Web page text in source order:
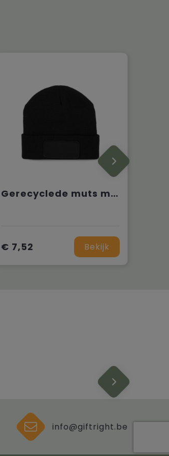
Gerecyclede muts met patch en Thinsulate™-voering
€ 7,52 Bekijk
info@giftright.be